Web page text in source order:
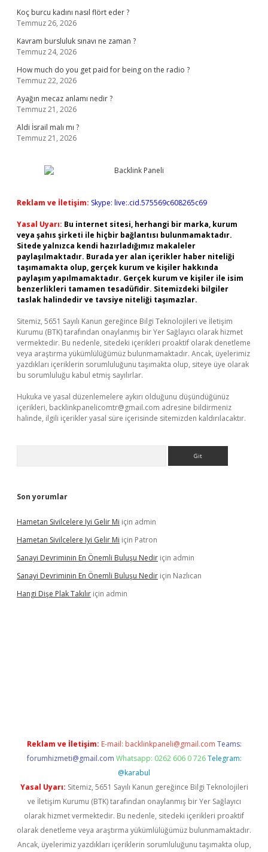
Koç burcu kadını nasıl flört eder ?
Temmuz 26, 2026
Kavram bursluluk sınavı ne zaman ?
Temmuz 24, 2026
How much do you get paid for being on the radio ?
Temmuz 22, 2026
Ayağın mecaz anlamı nedir ?
Temmuz 21, 2026
Aldi İsrail malı mı ?
Temmuz 21, 2026
Reklam ve İletişim: Skype: live:.cid.575569c608265c69
Yasal Uyarı: Bu internet sitesi, herhangi bir marka, kurum
veya şahıs şirketi ile hiçbir bağlantısı bulunmamaktadır.
Sitede yalnızca kendi hazırladığımız makaleler
paylaşılmaktadır. Burada yer alan içerikler haber niteliği
taşımamakta olup, gerçek kurum ve kişiler hakkında
paylaşım yapılmamaktadır. Gerçek kurum ve kişiler ile isim
benzerlikleri tamamen tesadüfidir. Sitemizdeki bilgiler
taslak halindedir ve tavsiye niteliği taşımazlar.
Sitemiz, 5651 Sayılı Kanun gereğince Bilgi Teknolojileri ve İletişim
Kurumu (BTK) tarafından onaylanmış bir Yer Sağlayıcı olarak hizmet
vermektedir. Bu nedenle, sitedeki içerikleri proaktif olarak denetleme
veya araştırma yükümlülüğümüz bulunmamaktadır. Ancak, üyelerimiz
yazdıkları içeriklerin sorumluluğunu taşımakta olup, siteye üye olarak
bu sorumluluğu kabul etmiş sayılırlar.
Hukuka ve yasal düzenlemelere aykırı olduğunu düşündüğünüz
içerikleri, backlinkpanelicomtr@gmail.com adresine bildirmeniz
halinde, ilgili içerikler yasal süre içerisinde sitemizden kaldırılacaktır.
Son yorumlar
Hametan Sivilcelere Iyi Gelir Mi için admin
Hametan Sivilcelere Iyi Gelir Mi için Patron
Sanayi Devriminin En Önemli Buluşu Nedir için admin
Sanayi Devriminin En Önemli Buluşu Nedir için Nazlıcan
Hangi Dişe Plak Takılır için admin
Reklam ve İletişim: E-mail: backlinkpaneli@gmail.com Teams:
forumhizmeti@gmail.com Whatsapp: 0262 606 0 726 Telegram:
@karabul
Yasal Uyarı: Sitemiz, 5651 Sayılı Kanun gereğince Bilgi Teknolojileri
ve İletişim Kurumu (BTK) tarafından onaylanmış bir Yer Sağlayıcı
olarak hizmet vermektedir. Bu nedenle, sitedeki içerikleri proaktif
olarak denetleme veya araştırma yükümlülüğümüz bulunmamaktadır.
Ancak, üyelerimiz yazdıkları içeriklerin sorumluluğunu taşımakta olup,